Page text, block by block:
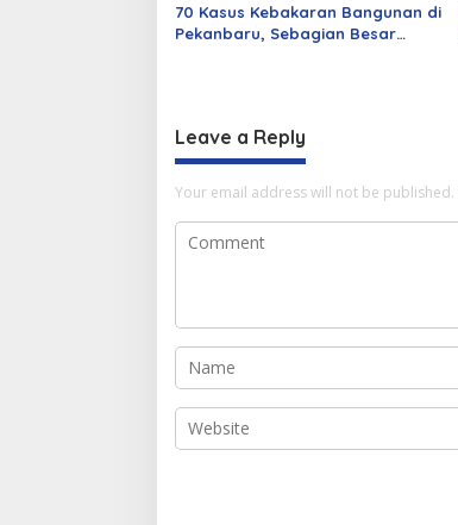
70 Kasus Kebakaran Bangunan di
Pekanbaru, Sebagian Besar
Leave a Reply
Your email address will not be published.